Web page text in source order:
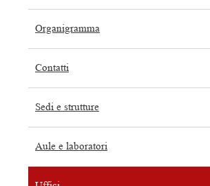
Organigramma
Contatti
Sedi e strutture
Aule e laboratori